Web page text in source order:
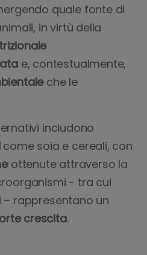
quale fonte di
in virtù della
e, contestualmente,
che le
includono
come soia e cereali, con
ottenute attraverso la
- tra cui
– rappresentano un
crescita.